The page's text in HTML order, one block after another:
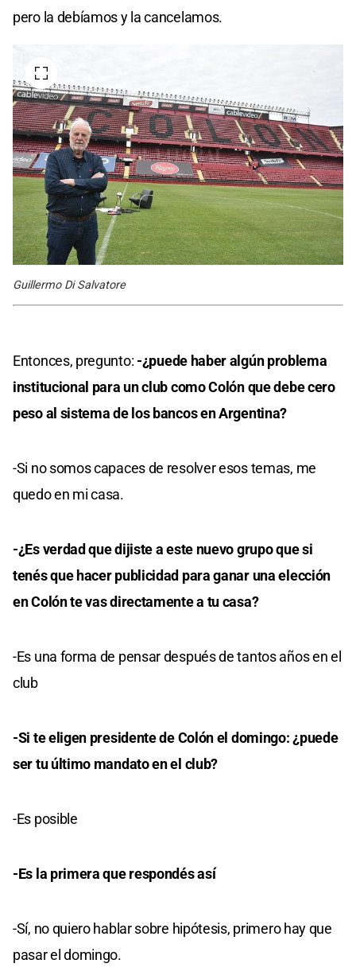
pero la debíamos y la cancelamos.
Guillermo Di Salvatore
Entonces, pregunto: -¿puede haber algún problema
institucional para un club como Colón que debe cero
peso al sistema de los bancos en Argentina?
-Si no somos capaces de resolver esos temas, me
quedo en mi casa.
-¿Es verdad que dijiste a este nuevo grupo que si
tenés que hacer publicidad para ganar una elección
en Colón te vas directamente a tu casa?
-Es una forma de pensar después de tantos años en el
club
-Si te eligen presidente de Colón el domingo: ¿puede
ser tu último mandato en el club?
-Es posible
-Es la primera que respondés así
-Sí, no quiero hablar sobre hipótesis, primero hay que
pasar el domingo.